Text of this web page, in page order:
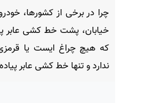
چرا در برخی از کشورها،
خیابان، پشت خط کشی عابر
که هیچ چراغ ایست یا
ندارد و تنها خط کشی عابر